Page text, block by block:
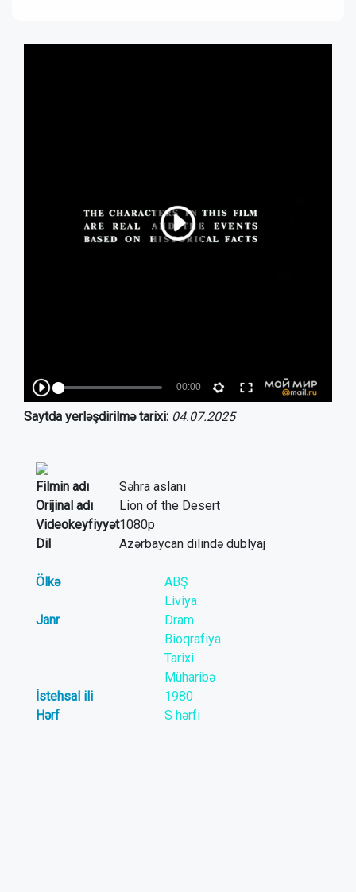
Saytda yerləşdirilmə tarixi: 04.07.2025
Filmin adı
Səhra aslanı
Orijinal adı
Lion of the Desert
Videokeyfiyyət1080p
Dil
Azərbaycan dilində dublyaj
Ölkə
ABŞ
Liviya
Janr
Dram
Bioqrafiya
Tarixi
Müharibə
İstehsal ili
1980
Hərf
S hərfi